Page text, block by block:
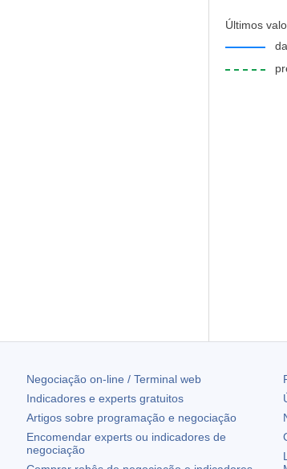
Últimos
Negociação on-line / Terminal web
Indicadores e experts gratuitos
Artigos sobre programação e negociação
Encomendar experts ou indicadores de
negociação